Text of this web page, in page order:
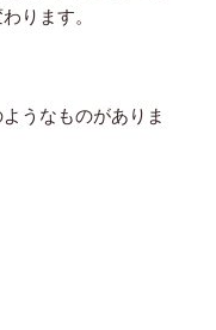
ります。
うなものがありま